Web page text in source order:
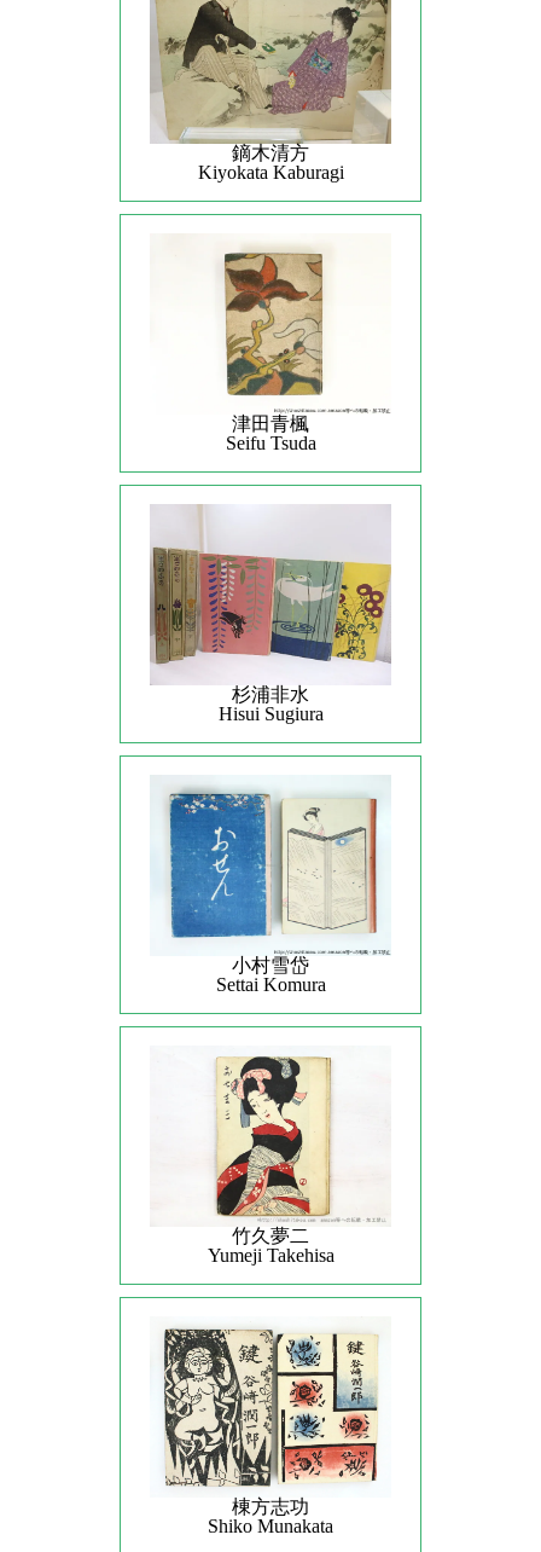
鏑木清方
Kiyokata Kaburagi
津田青楓
Seifu Tsuda
杉浦非水
Hisui Sugiura
小村雪岱
Settai Komura
竹久夢二
Yumeji Takehisa
棟方志功
Shiko Munakata